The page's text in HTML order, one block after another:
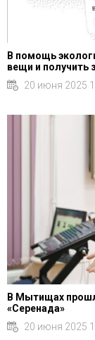
В помощь
вещи и получить
20 июня 2025
В Мытищах
«Серенада»
20 июня 2025